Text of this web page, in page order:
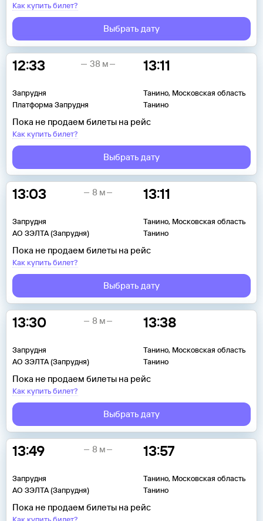
Как купить билет?
Выбрать дату
12:33
Запрудня
Платформа Запрудня
13:11
Танино, Московская область
Танино
38 м
Пока не продаем билеты на рейс
Как купить билет?
Выбрать дату
13:03
Запрудня
АО ЗЭЛТА (Запрудня)
13:11
Танино, Московская область
Танино
8 м
Пока не продаем билеты на рейс
Как купить билет?
Выбрать дату
13:30
Запрудня
АО ЗЭЛТА (Запрудня)
13:38
Танино, Московская область
Танино
8 м
Пока не продаем билеты на рейс
Как купить билет?
Выбрать дату
13:49
Запрудня
АО ЗЭЛТА (Запрудня)
13:57
Танино, Московская область
Танино
8 м
Пока не продаем билеты на рейс